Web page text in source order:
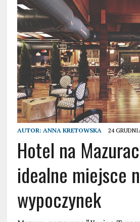
AUTOR: ANNA KRETOWSKA 24
Hotel na
idealne miejsce
wypoczynek